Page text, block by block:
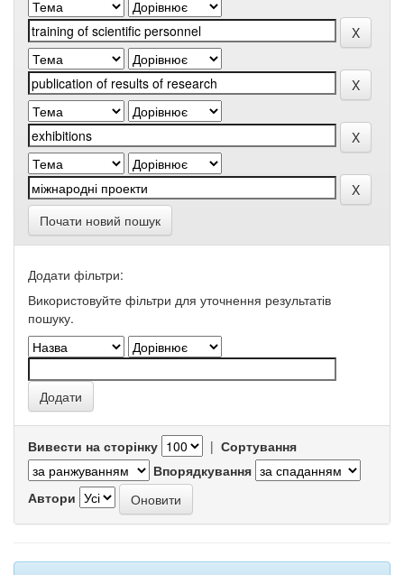
Почати новий пошук
Додати фільтри:
Використовуйте фільтри для уточнення результатів
пошуку.
Вивести на сторінку | Сортування
Впорядкування
Автори